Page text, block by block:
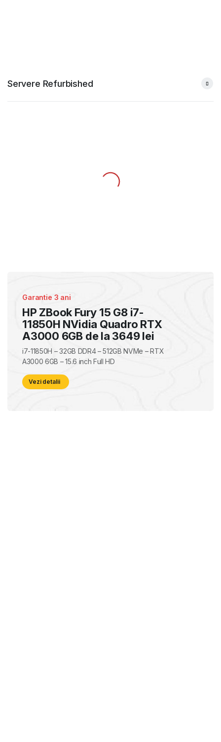
Servere Refurbished
Garantie 3 ani
HP ZBook Fury 15 G8 i7-
11850H NVidia Quadro RTX
A3000 6GB de la 3649 lei
i7-11850H – 32GB DDR4 – 512GB NVMe – RTX
A3000 6GB – 15.6 inch Full HD
Vezi detalii